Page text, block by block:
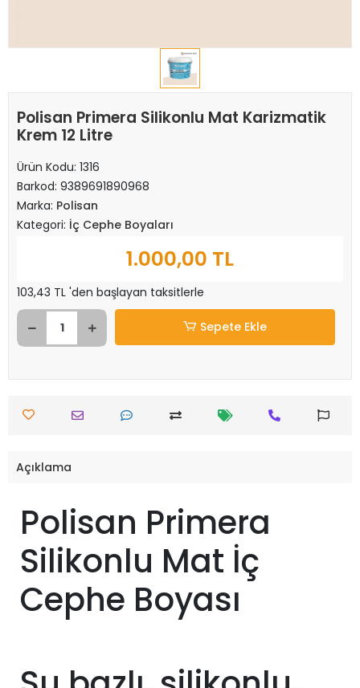
Polisan Primera Silikonlu Mat Karizmatik
Krem 12 Litre
Ürün Kodu: 1316
Barkod: 9389691890968
Marka: Polisan
Kategori: İç Cephe Boyaları
1.000,00 TL
103,43 TL 'den başlayan taksitlerle
Sepete Ekle
Açıklama
Polisan Primera
Silikonlu Mat İç
Cephe Boyası